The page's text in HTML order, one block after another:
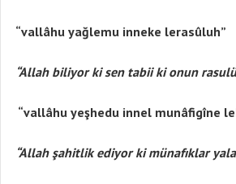
“vallâhu yağlemu inneke lerasûluh”
“Allah biliyor ki sen tabii ki onun
“vallâhu yeşhedu innel munâfigîne
“Allah şahitlik ediyor ki münafıklar